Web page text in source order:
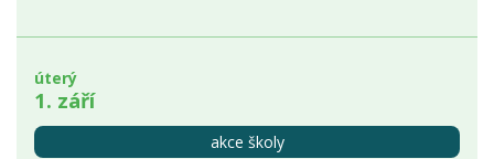
úterý
1. září
akce školy